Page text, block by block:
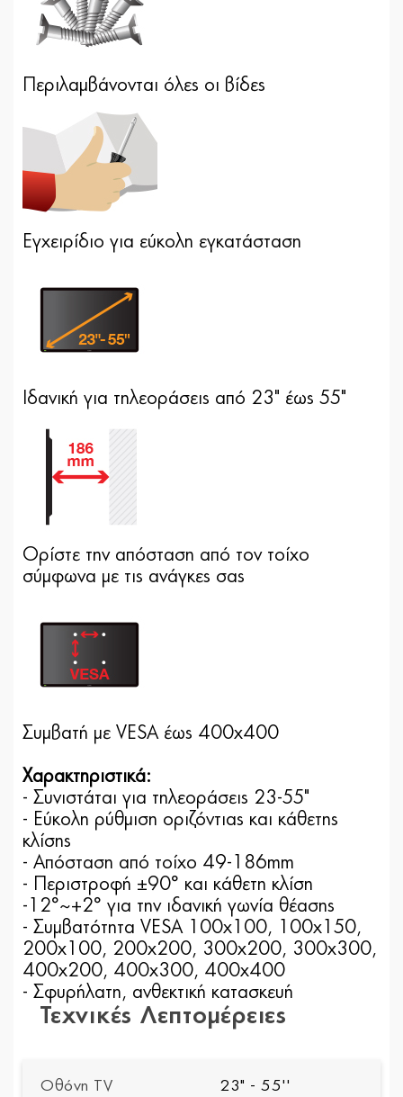
Περιλαμβάνονται όλες οι βίδες
Εγχειρίδιο για εύκολη εγκατάσταση
Ιδανική για τηλεοράσεις από 23" έως 55"
Ορίστε την απόσταση από τον τοίχο
σύμφωνα με τις ανάγκες σας
Συμβατή με VESA έως 400x400
Χαρακτηριστικά:
- Συνιστάται για τηλεοράσεις 23-55"
- Εύκολη ρύθμιση οριζόντιας και κάθετης
κλίσης
- Aπόσταση από τοίχο 49-186mm
- Περιστροφή ±90° και κάθετη κλίση
-12°~+2° για την ιδανική γωνία θέασης
- Συμβατότητα VESA 100x100, 100x150,
200x100, 200x200, 300x200, 300x300,
400x200, 400x300, 400x400
- Σφυρήλατη, ανθεκτική κατασκευή
Τεχνικές Λεπτομέρειες
Οθόνη TV 23" - 55''